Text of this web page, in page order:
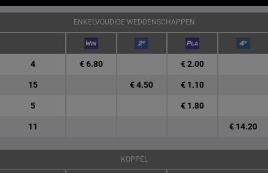
ENKELVOUDIGE WEDDENSCHAPPEN
4 € 6.80 € 2.00
15 € 4.50 € 1.10
5 € 1.80
11 € 14.20
KOPPEL